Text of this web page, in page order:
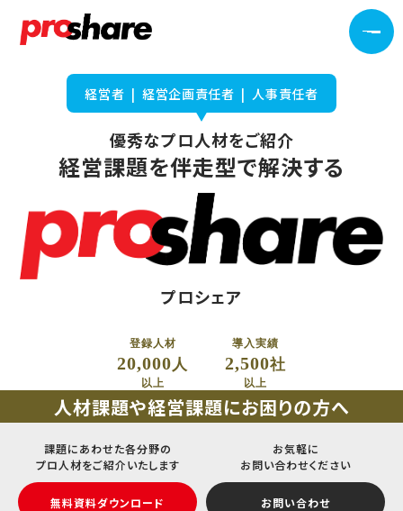
経営者 | 経営企画責任者 | 人事責任者
優秀なプロ人材をご紹介​
経営課題を伴走型で解決する
プロシェア
登録人材
20,000人
以上
導入実績
2,500社
以上
人材課題や経営課題にお困りの方へ
課題にあわせた各分野の
プロ人材をご紹介いたします
無料資料ダウンロード
お気軽に
お問い合わせください
お問い合わせ